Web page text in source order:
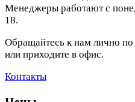
Менеджеры работают с
18.
Обращайтесь к нам лично по
или приходите в офис.
Контакты